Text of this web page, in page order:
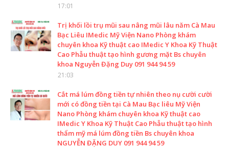
17:01
Trị khối lồi trụ mũi sau nâng mũi lâu năm Cà Mau
Bạc Liêu IMedic Mỹ Viện Nano Phòng khám
chuyên khoa Kỹ thuật cao IMedic Y Khoa Kỹ Thuật
Cao Phẫu thuật tạo hình gương mặt Bs chuyên
khoa Nguyễn Đặng Duy 091 944 94 59
21:03
Cắt má lúm đồng tiền tự nhiên theo nụ cười cười
mới có đồng tiền tại Cà Mau Bạc liêu Mỹ Viện
Nano Phòng khám chuyên khoa Kỹ thuật cao
IMedic Y Khoa Kỹ Thuật Cao Phẫu thuật tạo hình
thẩm mỹ má lúm đồng tiền Bs chuyên khoa
NGUYỄN ĐẶNG DUY 091 944 94 59